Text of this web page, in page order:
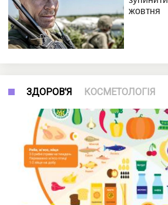
ЗДОРОВ'Я КОСМЕТОЛОГІЯ